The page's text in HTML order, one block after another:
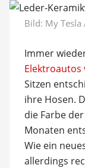
Bild: My
Immer
Elektroautos
Sitzen
ihre Hosen.
die Farbe
Monaten
Wie ein
allerdings